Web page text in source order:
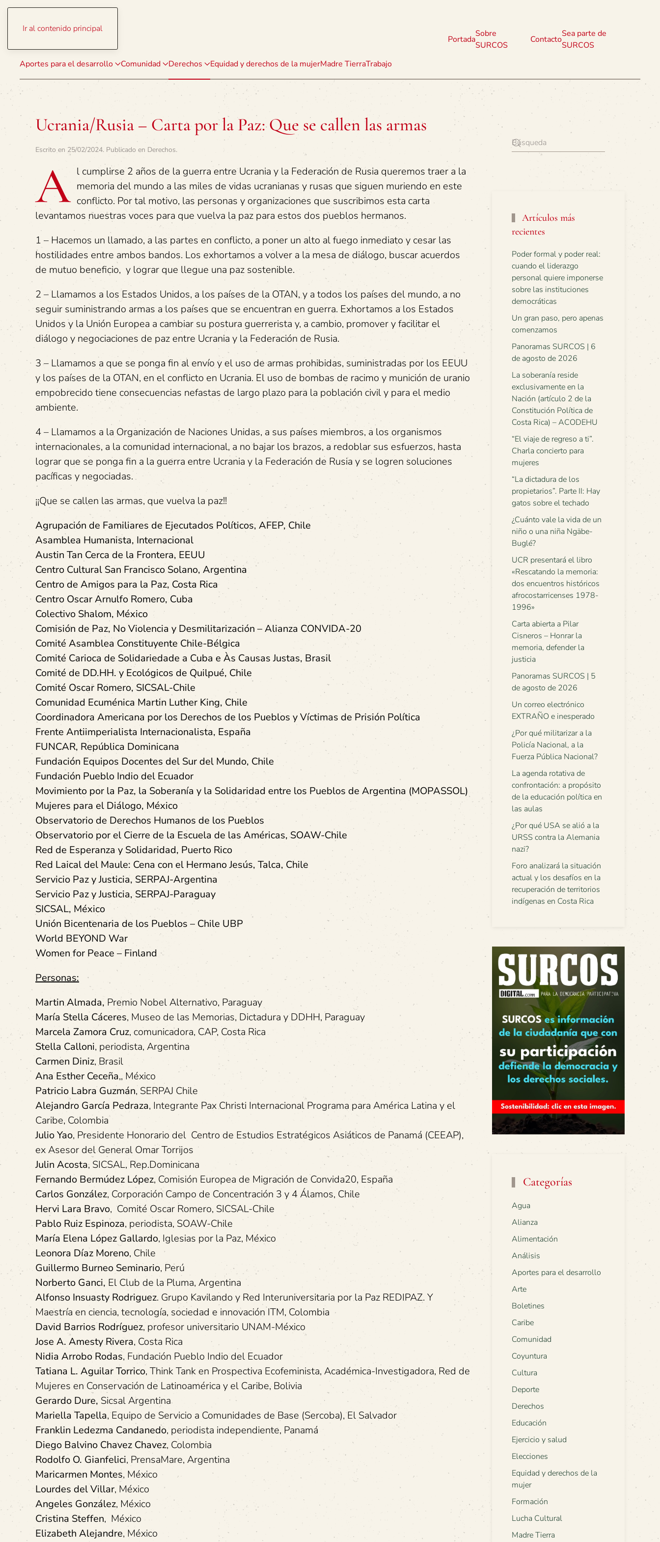
Ir al contenido principal
Aportes para el desarrollo Comunidad Derechos Equidad y derechos de la mujerMadre TierraTrabajo
Portada
Sobre
SURCOS
Contacto
Sea parte de
SURCOS
Ucrania/Rusia – Carta por la Paz: Que se callen las armas
Escrito en 25/02/2024. Publicado en Derechos.
A l cumplirse 2 años de la guerra entre Ucrania y la Federación de Rusia queremos traer a la
memoria del mundo a las miles de vidas ucranianas y rusas que siguen muriendo en este
conflicto. Por tal motivo, las personas y organizaciones que suscribimos esta carta
levantamos nuestras voces para que vuelva la paz para estos dos pueblos hermanos.
1 – Hacemos un llamado, a las partes en conflicto, a poner un alto al fuego inmediato y cesar las
hostilidades entre ambos bandos. Los exhortamos a volver a la mesa de diálogo, buscar acuerdos
de mutuo beneficio, y lograr que llegue una paz sostenible.
2 – Llamamos a los Estados Unidos, a los países de la OTAN, y a todos los países del mundo, a no
seguir suministrando armas a los países que se encuentran en guerra. Exhortamos a los Estados
Unidos y la Unión Europea a cambiar su postura guerrerista y, a cambio, promover y facilitar el
diálogo y negociaciones de paz entre Ucrania y la Federación de Rusia.
3 – Llamamos a que se ponga fin al envío y el uso de armas prohibidas, suministradas por los EEUU
y los países de la OTAN, en el conflicto en Ucrania. El uso de bombas de racimo y munición de uranio
empobrecido tiene consecuencias nefastas de largo plazo para la población civil y para el medio
ambiente.
4 – Llamamos a la Organización de Naciones Unidas, a sus países miembros, a los organismos
internacionales, a la comunidad internacional, a no bajar los brazos, a redoblar sus esfuerzos, hasta
lograr que se ponga fin a la guerra entre Ucrania y la Federación de Rusia y se logren soluciones
pacíficas y negociadas.
¡¡Que se callen las armas, que vuelva la paz!!
Agrupación de Familiares de Ejecutados Políticos, AFEP, Chile
Asamblea Humanista, Internacional
Austin Tan Cerca de la Frontera, EEUU
Centro Cultural San Francisco Solano, Argentina
Centro de Amigos para la Paz, Costa Rica
Centro Oscar Arnulfo Romero, Cuba
Colectivo Shalom, México
Comisión de Paz, No Violencia y Desmilitarización – Alianza CONVIDA-20
Comité Asamblea Constituyente Chile-Bélgica
Comité Carioca de Solidariedade a Cuba e Às Causas Justas, Brasil
Comité de DD.HH. y Ecológicos de Quilpué, Chile
Comité Oscar Romero, SICSAL-Chile
Comunidad Ecuménica Martin Luther King, Chile
Coordinadora Americana por los Derechos de los Pueblos y Víctimas de Prisión Política
Frente Antiimperialista Internacionalista, España
FUNCAR, República Dominicana
Fundación Equipos Docentes del Sur del Mundo, Chile
Fundación Pueblo Indio del Ecuador
Movimiento por la Paz, la Soberanía y la Solidaridad entre los Pueblos de Argentina (MOPASSOL)
Mujeres para el Diálogo, México
Observatorio de Derechos Humanos de los Pueblos
Observatorio por el Cierre de la Escuela de las Américas, SOAW-Chile
Red de Esperanza y Solidaridad, Puerto Rico
Red Laical del Maule: Cena con el Hermano Jesús, Talca, Chile
Servicio Paz y Justicia, SERPAJ-Argentina
Servicio Paz y Justicia, SERPAJ-Paraguay
SICSAL, México
Unión Bicentenaria de los Pueblos – Chile UBP
World BEYOND War
Women for Peace – Finland
Personas:
Martin Almada, Premio Nobel Alternativo, Paraguay
María Stella Cáceres, Museo de las Memorias, Dictadura y DDHH, Paraguay
Marcela Zamora Cruz, comunicadora, CAP, Costa Rica
Stella Calloni, periodista, Argentina
Carmen Diniz, Brasil
Ana Esther Ceceña,, México
Patricio Labra Guzmán, SERPAJ Chile
Alejandro García Pedraza, Integrante Pax Christi Internacional Programa para América Latina y el
Caribe, Colombia
Julio Yao, Presidente Honorario del Centro de Estudios Estratégicos Asiáticos de Panamá (CEEAP),
ex Asesor del General Omar Torrijos
Julin Acosta, SICSAL, Rep.Dominicana
Fernando Bermúdez López, Comisión Europea de Migración de Convida20, España
Carlos González, Corporación Campo de Concentración 3 y 4 Álamos, Chile
Hervi Lara Bravo, Comité Oscar Romero, SICSAL-Chile
Pablo Ruiz Espinoza, periodista, SOAW-Chile
María Elena López Gallardo, Iglesias por la Paz, México
Leonora Díaz Moreno, Chile
Guillermo Burneo Seminario, Perú
Norberto Ganci, El Club de la Pluma, Argentina
Alfonso Insuasty Rodriguez. Grupo Kavilando y Red Interuniversitaria por la Paz REDIPAZ. Y
Maestría en ciencia, tecnología, sociedad e innovación ITM, Colombia
David Barrios Rodríguez, profesor universitario UNAM-México
Jose A. Amesty Rivera, Costa Rica
Nidia Arrobo Rodas, Fundación Pueblo Indio del Ecuador
Tatiana L. Aguilar Torrico, Think Tank en Prospectiva Ecofeminista, Académica-Investigadora, Red de
Mujeres en Conservación de Latinoamérica y el Caribe, Bolivia
Gerardo Dure, Sicsal Argentina
Mariella Tapella, Equipo de Servicio a Comunidades de Base (Sercoba), El Salvador
Franklin Ledezma Candanedo, periodista independiente, Panamá
Diego Balvino Chavez Chavez, Colombia
Rodolfo O. Gianfelici, PrensaMare, Argentina
Maricarmen Montes, México
Lourdes del Villar, México
Angeles González, México
Cristina Steffen, México
Elizabeth Alejandre, México
Artículos más
recientes
Poder formal y poder real:
cuando el liderazgo
personal quiere imponerse
sobre las instituciones
democráticas
Un gran paso, pero apenas
comenzamos
Panoramas SURCOS | 6
de agosto de 2026
La soberanía reside
exclusivamente en la
Nación (artículo 2 de la
Constitución Política de
Costa Rica) – ACODEHU
“El viaje de regreso a ti”.
Charla concierto para
mujeres
“La dictadura de los
propietarios”. Parte II: Hay
gatos sobre el techado
¿Cuánto vale la vida de un
niño o una niña Ngäbe-
Buglé?
UCR presentará el libro
«Rescatando la memoria:
dos encuentros históricos
afrocostarricenses 1978-
1996»
Carta abierta a Pilar
Cisneros – Honrar la
memoria, defender la
justicia
Panoramas SURCOS | 5
de agosto de 2026
Un correo electrónico
EXTRAÑO e inesperado
¿Por qué militarizar a la
Policía Nacional, a la
Fuerza Pública Nacional?
La agenda rotativa de
confrontación: a propósito
de la educación política en
las aulas
¿Por qué USA se alió a la
URSS contra la Alemania
nazi?
Foro analizará la situación
actual y los desafíos en la
recuperación de territorios
indígenas en Costa Rica
Categorías
Agua
Alianza
Alimentación
Análisis
Aportes para el desarrollo
Arte
Boletines
Caribe
Comunidad
Coyuntura
Cultura
Deporte
Derechos
Educación
Ejercicio y salud
Elecciones
Equidad y derechos de la
mujer
Formación
Lucha Cultural
Madre Tierra